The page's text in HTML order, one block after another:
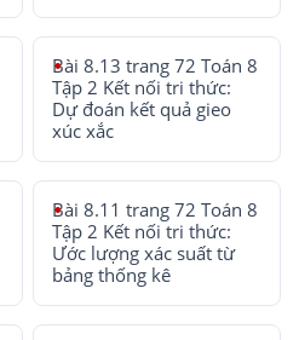
Bài 8.13 trang 72 Toán 8
Tập 2 Kết nối tri thức:
Dự đoán kết quả gieo
xúc xắc
Bài 8.11 trang 72 Toán 8
Tập 2 Kết nối tri thức:
Ước lượng xác suất từ
bảng thống kê